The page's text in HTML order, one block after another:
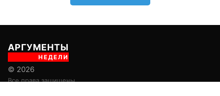
АРГУМЕНТЫ
НЕДЕЛИ
© 2026
Все права защищены